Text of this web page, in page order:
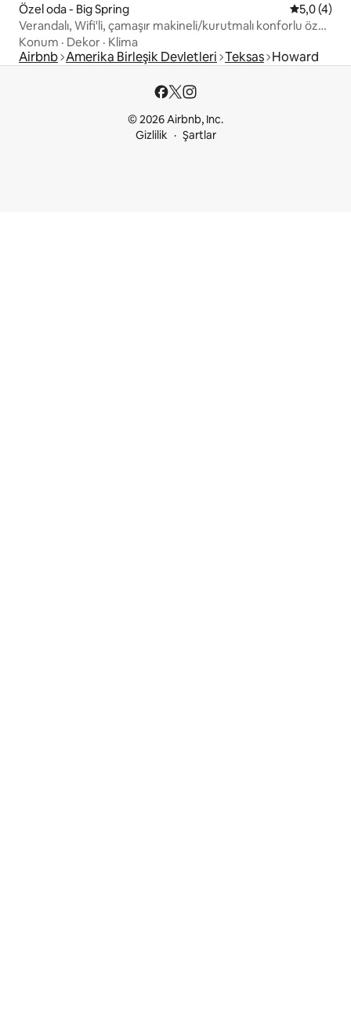
Özel oda - Big Spring 55,0 (4)
Verandalı, Wifi'li, çamaşır makineli/kurutmalı konforlu özel
süit
Konum · Dekor · Klima
Airbnb Amerika Birleşik Devletleri Teksas Howard
© 2026 Airbnb, Inc.
Gizlilik
Şartlar